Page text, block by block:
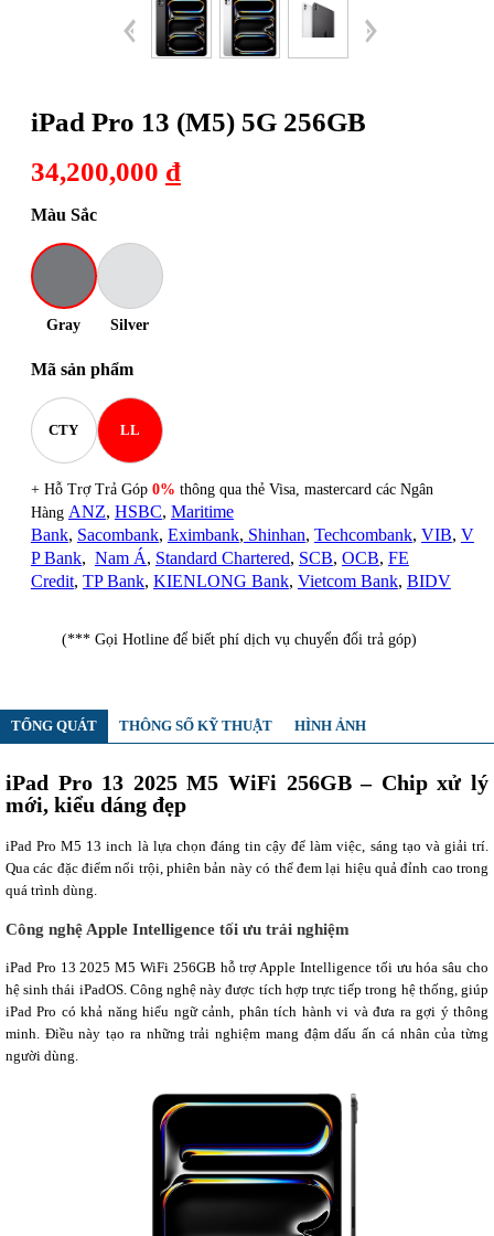
iPad Pro 13 (M5) 5G 256GB
34,200,000 đ
Màu Sắc
Gray Silver
Mã sản phẩm
CTY LL
+ Hỗ Trợ Trả Góp 0% thông qua thẻ Visa, mastercard các Ngân
Hàng ANZ, HSBC, Maritime
Bank, Sacombank, Eximbank, Shinhan, Techcombank, VIB, V
P Bank, Nam Á, Standard Chartered, SCB, OCB, FE
Credit, TP Bank, KIENLONG Bank, Vietcom Bank, BIDV
(*** Gọi Hotline để biết phí dịch vụ chuyển đổi trả góp)
TỔNG QUÁT THÔNG SỐ KỸ THUẬT HÌNH ẢNH
iPad Pro 13 2025 M5 WiFi 256GB – Chip xử lý
mới, kiểu dáng đẹp
iPad Pro M5 13 inch là lựa chọn đáng tin cậy để làm việc, sáng tạo và giải trí.
Qua các đặc điểm nổi trội, phiên bản này có thể đem lại hiệu quả đỉnh cao trong
quá trình dùng.
Công nghệ Apple Intelligence tối ưu trải nghiệm
iPad Pro 13 2025 M5 WiFi 256GB hỗ trợ Apple Intelligence tối ưu hóa sâu cho
hệ sinh thái iPadOS. Công nghệ này được tích hợp trực tiếp trong hệ thống, giúp
iPad Pro có khả năng hiểu ngữ cảnh, phân tích hành vi và đưa ra gợi ý thông
minh. Điều này tạo ra những trải nghiệm mang đậm dấu ấn cá nhân của từng
người dùng.